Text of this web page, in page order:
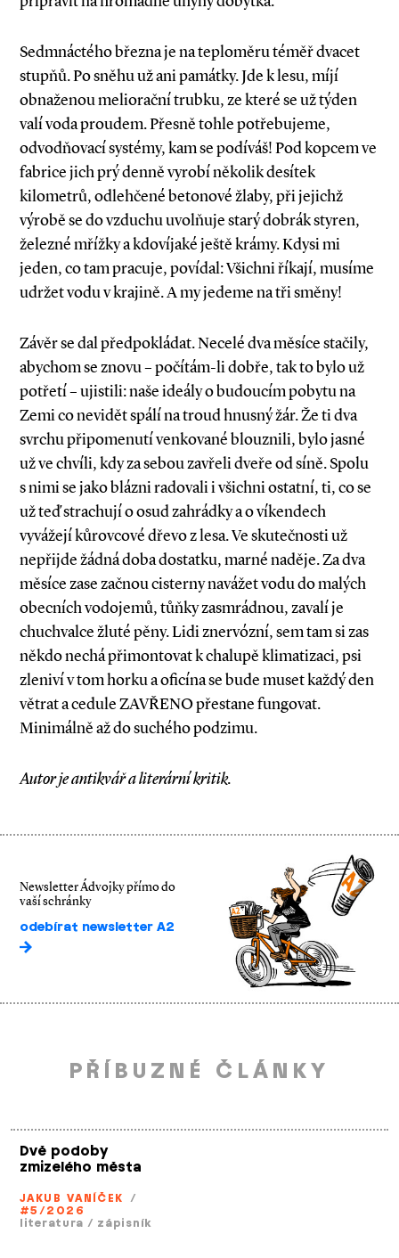
Sedmnáctého března je na teploměru téměř dvacet
stupňů. Po sněhu už ani památky. Jde k lesu, míjí
obnaženou meliorační trubku, ze které se už týden
valí voda proudem. Přesně tohle potřebujeme,
odvodňovací systémy, kam se podíváš! Pod kopcem ve
fabrice jich prý denně vyrobí několik desítek
kilometrů, odlehčené betonové žlaby, při jejichž
výrobě se do vzduchu uvolňuje starý dobrák styren,
železné mřížky a kdovíjaké ještě krámy. Kdysi mi
jeden, co tam pracuje, povídal: Všichni říkají, musíme
udržet vodu v krajině. A my jedeme na tři směny!
Závěr se dal předpokládat. Necelé dva měsíce stačily,
abychom se znovu – počítám­-li dobře, tak to bylo už
potřetí – ujistili: naše ideály o budoucím pobytu na
Zemi co nevidět spálí na troud hnusný žár. Že ti dva
svrchu připomenutí venkované blouznili, bylo jasné
už ve chvíli, kdy za sebou zavřeli dveře od síně. Spolu
s nimi se jako blázni radovali i všichni ostatní, ti, co se
už teď strachují o osud zahrádky a o víkendech
vyvážejí kůrovcové dřevo z lesa. Ve skutečnosti už
nepřijde žádná doba dostatku, marné naděje. Za dva
měsíce zase začnou cisterny navážet vodu do malých
obecních vodojemů, tůňky zasmrádnou, zavalí je
chuchvalce žluté pěny. Lidi znervózní, sem tam si zas
někdo nechá přimontovat k chalupě klimatizaci, psi
zleniví v tom horku a oficína se bude muset každý den
větrat a cedule ZAVŘENO přestane fungovat.
Minimálně až do suchého podzimu.
Autor je antikvář a literární kritik.
Newsletter Ádvojky přímo do
vaší schránky
odebírat newsletter A2
PŘÍBUZNÉ ČLÁNKY
Dvě podoby
zmizelého města
JAKUB VANÍČEK /
#5/2026
literatura / zápisník